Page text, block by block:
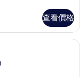
查看價格
保險箱、書桌、免費無線上網